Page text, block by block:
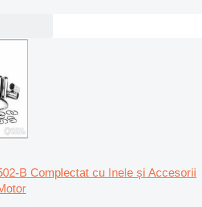
B Complectat cu Inele și Accesorii